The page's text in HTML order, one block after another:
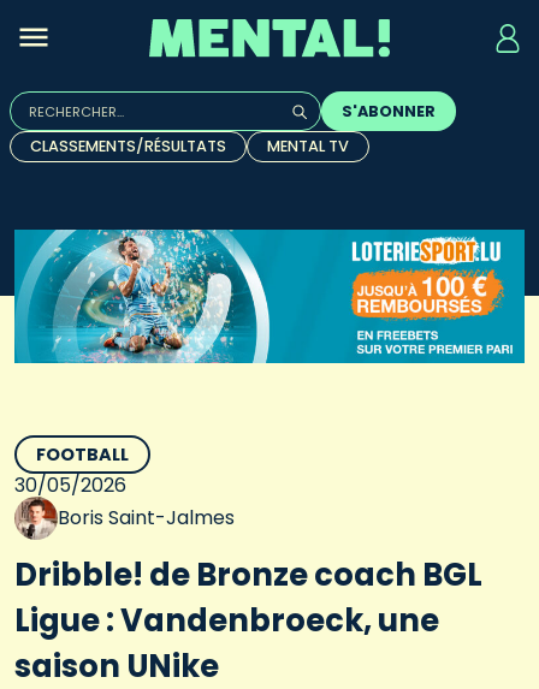
Rechercher :
Quand les résultats de l'auto-complétion sont
S'ABONNER
CLASSEMENTS/RÉSULTATS
MENTAL TV
FOOTBALL
30/05/2026
Boris Saint-Jalmes
Dribble! de Bronze coach BGL
Ligue : Vandenbroeck, une
saison UNike